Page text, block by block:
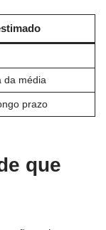
da média
prazo
que